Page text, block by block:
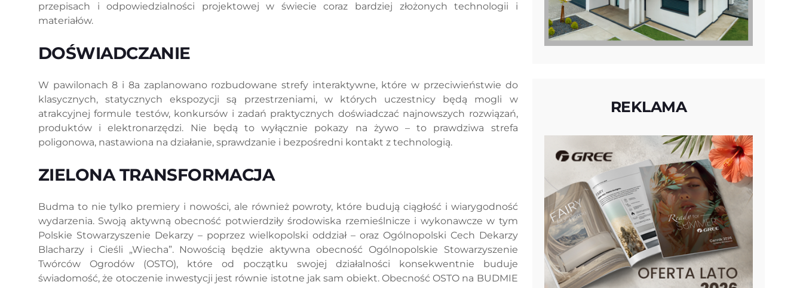
przepisach i odpowiedzialności projektowej w świecie coraz bardziej złożonych technologii i
materiałów.
DOŚWIADCZANIE
W pawilonach 8 i 8a zaplanowano rozbudowane strefy interaktywne, które w przeciwieństwie do
klasycznych, statycznych ekspozycji są przestrzeniami, w których uczestnicy będą mogli w
atrakcyjnej formule testów, konkursów i zadań praktycznych doświadczać najnowszych rozwiązań,
produktów i elektronarzędzi. Nie będą to wyłącznie pokazy na żywo – to prawdziwa strefa
poligonowa, nastawiona na działanie, sprawdzanie i bezpośredni kontakt z technologią.
ZIELONA TRANSFORMACJA
Budma to nie tylko premiery i nowości, ale również powroty, które budują ciągłość i wiarygodność
wydarzenia. Swoją aktywną obecność potwierdziły środowiska rzemieślnicze i wykonawcze w tym
Polskie Stowarzyszenie Dekarzy – poprzez wielkopolski oddział – oraz Ogólnopolski Cech Dekarzy
Blacharzy i Cieśli „Wiecha”. Nowością będzie aktywna obecność Ogólnopolskie Stowarzyszenie
Twórców Ogrodów (OSTO), które od początku swojej działalności konsekwentnie buduje
świadomość, że otoczenie inwestycji jest równie istotne jak sam obiekt. Obecność OSTO na BUDMIE
REKLAMA